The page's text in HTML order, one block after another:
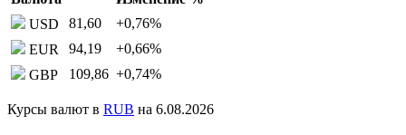
USD
81,60 +0,76%
EUR
94,19 +0,66%
GBP
109,86 +0,74%
Курсы валют в RUB на 6.08.2026